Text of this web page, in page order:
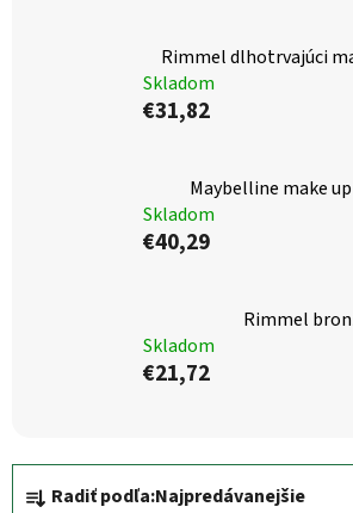
Rimmel dlhotrvajúci
Skladom
€31,82
Maybelline make
Skladom
€40,29
Rimmel
Skladom
€21,72
Radiť podľa:Najpredávanejšie